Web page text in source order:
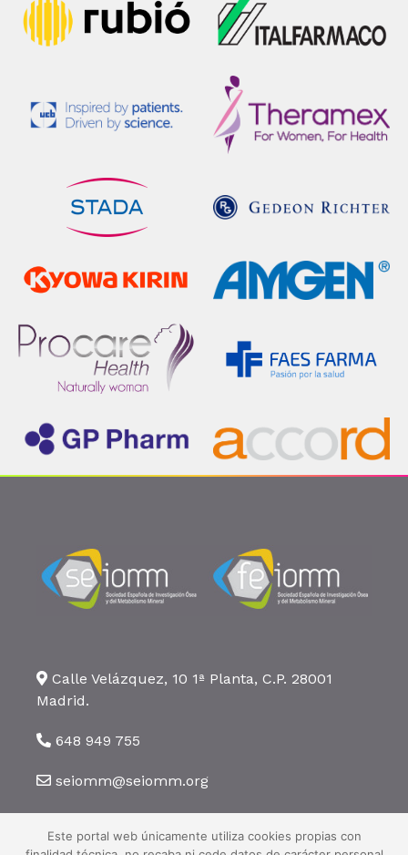
Calle Velázquez, 10 1ª Planta, C.P. 28001
Madrid.
648 949 755
seiomm@seiomm.org
Este portal web únicamente utiliza cookies propias con